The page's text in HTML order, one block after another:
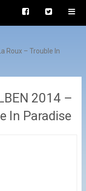
Roux – Trouble In
2014 –
In Paradise